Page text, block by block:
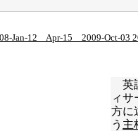
Jan-12 Apr-15 2009-Oct-03
英
ィサ
方に
う 主